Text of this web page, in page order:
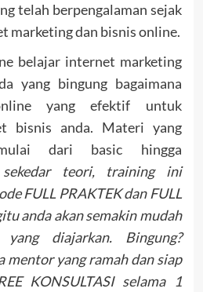
telah berpengalaman sejak
marketing dan bisnis online.
belajar internet marketing
yang bingung bagaimana
yang efektif untuk
bisnis anda. Materi yang
dari basic hingga
sekedar teori, training ini
FULL PRAKTEK dan FULL
anda akan semakin mudah
diajarkan. Bingung?
mentor yang ramah dan siap
KONSULTASI selama 1